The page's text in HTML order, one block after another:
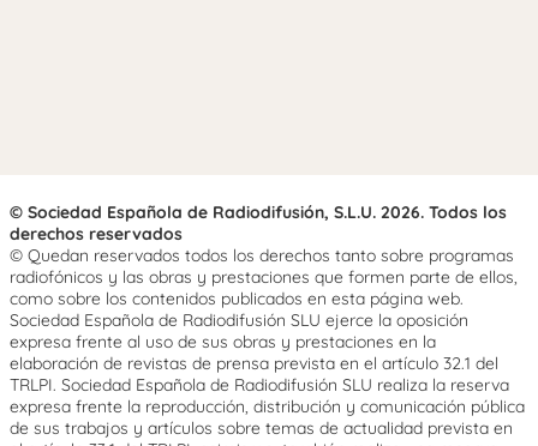
© Sociedad Española de Radiodifusión, S.L.U. 2026. Todos los
derechos reservados
© Quedan reservados todos los derechos tanto sobre programas
radiofónicos y las obras y prestaciones que formen parte de ellos,
como sobre los contenidos publicados en esta página web.
Sociedad Española de Radiodifusión SLU ejerce la oposición
expresa frente al uso de sus obras y prestaciones en la
elaboración de revistas de prensa prevista en el artículo 32.1 del
TRLPI. Sociedad Española de Radiodifusión SLU realiza la reserva
expresa frente la reproducción, distribución y comunicación pública
de sus trabajos y artículos sobre temas de actualidad prevista en